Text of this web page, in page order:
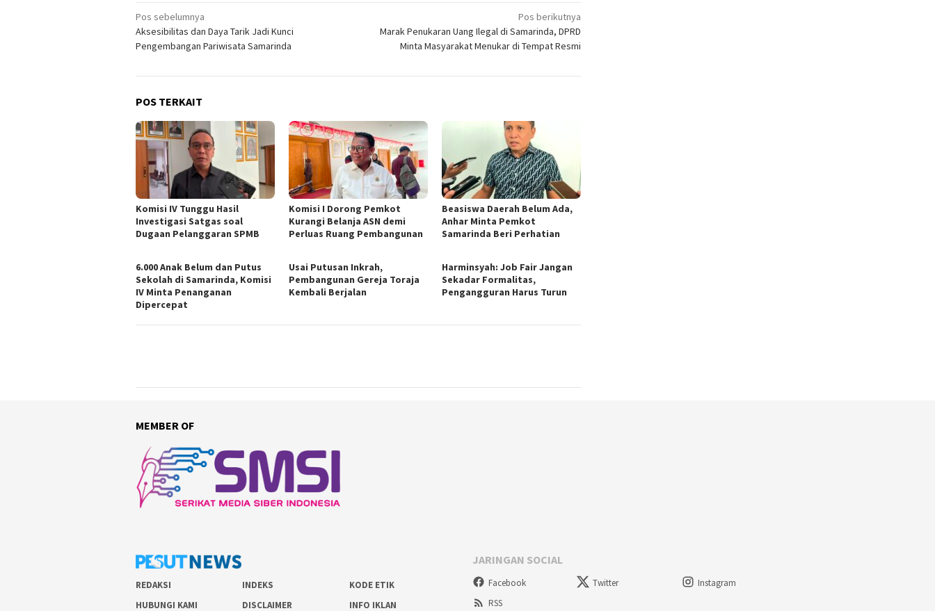
Navigasi
pos
Pos sebelumnya
Aksesibilitas dan Daya Tarik Jadi Kunci
Pengembangan Pariwisata Samarinda
Pos berikutnya
Marak Penukaran Uang Ilegal di Samarinda, DPRD
Minta Masyarakat Menukar di Tempat Resmi
POS TERKAIT
Komisi IV Tunggu Hasil
Investigasi Satgas soal
Dugaan Pelanggaran SPMB
Komisi I Dorong Pemkot
Kurangi Belanja ASN demi
Perluas Ruang Pembangunan
Beasiswa Daerah Belum Ada,
Anhar Minta Pemkot
Samarinda Beri Perhatian
6.000 Anak Belum dan Putus
Sekolah di Samarinda, Komisi
IV Minta Penanganan
Dipercepat
Usai Putusan Inkrah,
Pembangunan Gereja Toraja
Kembali Berjalan
Harminsyah: Job Fair Jangan
Sekadar Formalitas,
Pengangguran Harus Turun
MEMBER OF
REDAKSI INDEKS
KODE ETIK
HUBUNGI KAMI
DISCLAIMER INFO IKLAN
JARINGAN SOCIAL
Facebook Twitter
Instagram
RSS